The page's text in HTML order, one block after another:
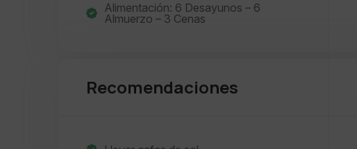
Alimentación: 6 Desayunos – 6
Almuerzo – 3 Cenas
Recomendaciones